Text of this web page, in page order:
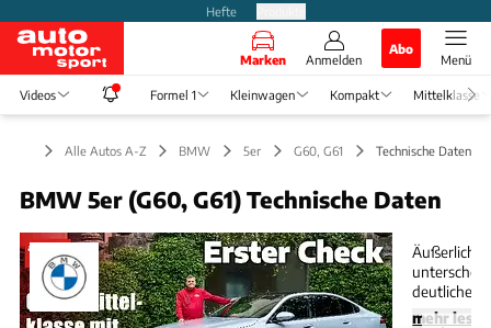
Hefte
Marken Anmelden
Abo
Menü
Videos Formel 1 Kleinwagen Kompakt Mittelklasse
Alle Autos A-Z BMW 5er G60, G61 Technische Daten
BMW 5er (G60, G61) Technische Daten
Slide 1 von 48: Video - Alle Details zum neuenÄußerlich
deutliche
530e.
mehr